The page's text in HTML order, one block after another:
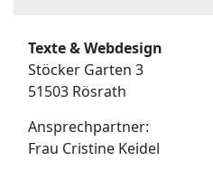
Texte & Webdesign
Stöcker Garten 3
51503 Rösrath
Ansprechpartner:
Frau Cristine Keidel